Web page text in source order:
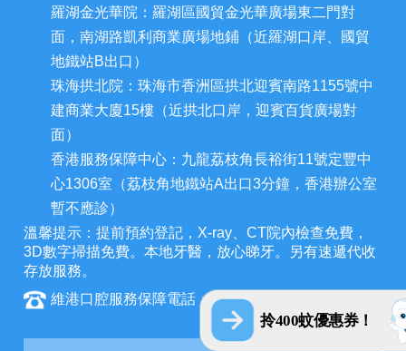
拎400蚊優惠券！
羅湖金光華院：羅湖區國貿金光華廣場東二門對
面，南湖路凱利商業廣場地鋪（近羅湖口岸、國貿
地鐵站B出口）
珠海拱北院：珠海市香洲區拱北迎賓南路1155號中
建商業大廈15樓（近拱北口岸，迎賓百貨廣場對
面）
香港服務保障中心：九龍荔枝角長裕街11號定豐中
心1306室（荔枝角地鐵站A出口3分鐘，香港辦公室
暫不應診）
溫馨提示：提前預約登記，X-ray、CT院內檢查免費，
3D數字掃描免費。本地牙醫，放心睇牙。另有速遞代收
存放服務。
維港口腔服務保障電話：+852 6847 2582